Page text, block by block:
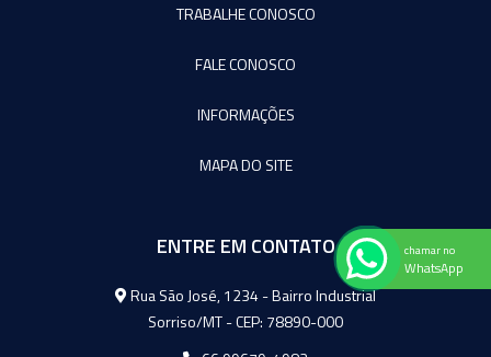
TRABALHE CONOSCO
FALE CONOSCO
INFORMAÇÕES
MAPA DO SITE
ENTRE EM CONTATO
Agromeq
Rua São José, 1234 - Bairro Industrial
Sorriso/MT - CEP: 78890-000
chamar no
WhatsApp